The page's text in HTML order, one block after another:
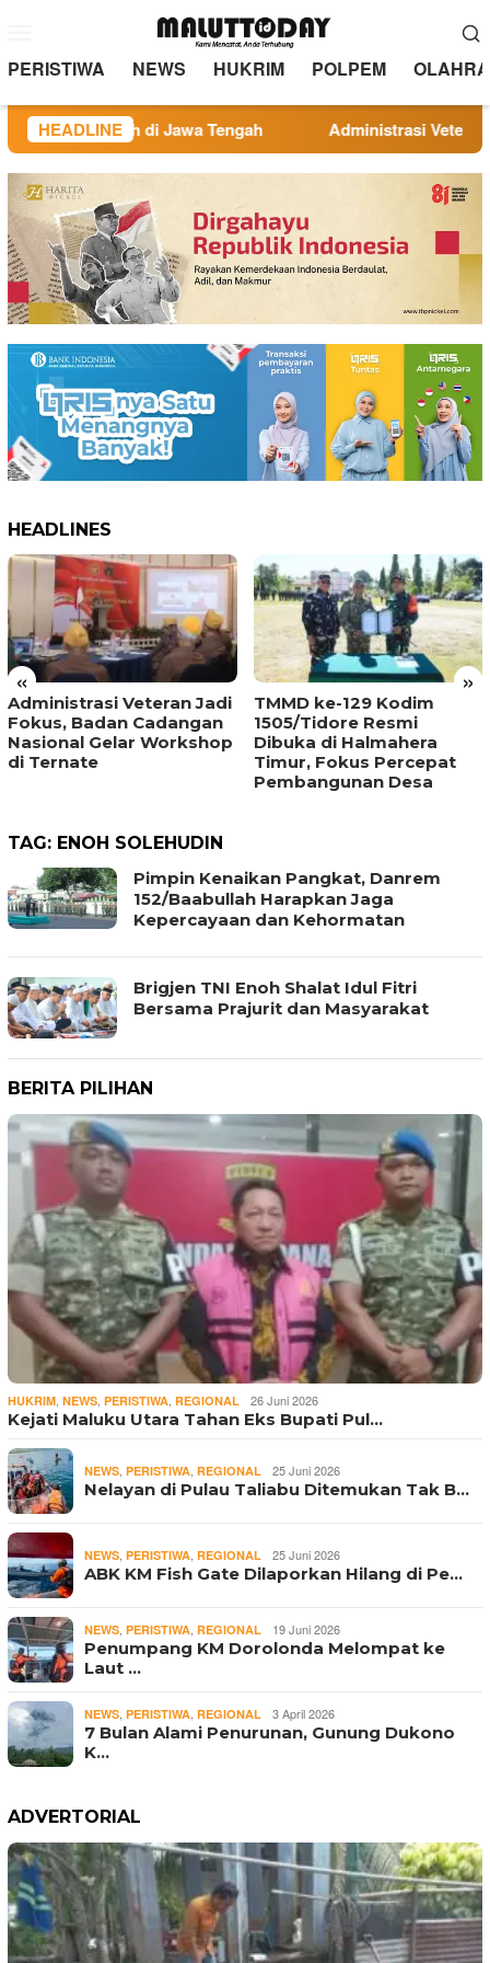
kontenMobile
PERISTIWA NEWS HUKRIM POLPEM
HEADLINEdi Jawa Tengah Administrasi Veteran Jadi
HEADLINES
« »
Administrasi Veteran Jadi
Fokus, Badan Cadangan
Nasional Gelar Workshop
di Ternate
TMMD ke-129 Kodim
1505/Tidore Resmi
Dibuka di Halmahera
Timur, Fokus Percepat
Pembangunan Desa
TAG: ENOH SOLEHUDIN
Pimpin Kenaikan Pangkat, Danrem
152/Baabullah Harapkan Jaga
Kepercayaan dan Kehormatan
Brigjen TNI Enoh Shalat Idul Fitri
Bersama Prajurit dan Masyarakat
BERITA PILIHAN
HUKRIM, NEWS, PERISTIWA, REGIONAL 26 Juni 2026
Kejati Maluku Utara Tahan Eks Bupati Pul…
NEWS, PERISTIWA, REGIONAL 25 Juni 2026
Nelayan di Pulau Taliabu Ditemukan Tak B…
NEWS, PERISTIWA, REGIONAL 25 Juni 2026
ABK KM Fish Gate Dilaporkan Hilang di Pe…
NEWS, PERISTIWA, REGIONAL 19 Juni 2026
Penumpang KM Dorolonda Melompat ke
Laut …
NEWS, PERISTIWA, REGIONAL 3 April 2026
7 Bulan Alami Penurunan, Gunung Dukono
K…
ADVERTORIAL